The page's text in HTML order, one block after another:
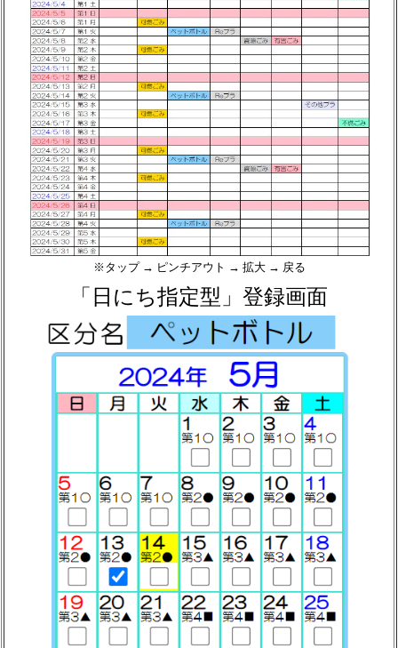
※タップ → ピンチアウト → 拡大 → 戻る
「日にち指定型」登録画面